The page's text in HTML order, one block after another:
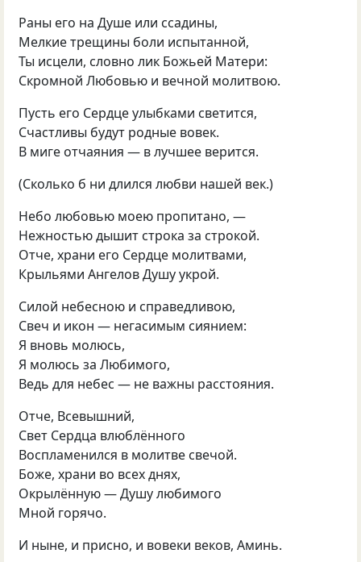
Раны его на Душе или ссадины,
Мелкие трещины боли испытанной,
Ты исцели, словно лик Божьей Матери:
Скромной Любовью и вечной молитвою.
Пусть его Сердце улыбками светится,
Счастливы будут родные вовек.
В миге отчаяния — в лучшее верится.
(Сколько б ни длился любви нашей век.)
Небо любовью моею пропитано, —
Нежностью дышит строка за строкой.
Отче, храни его Сердце молитвами,
Крыльями Ангелов Душу укрой.
Силой небесною и справедливою,
Свеч и икон — негасимым сиянием:
Я вновь молюсь,
Я молюсь за Любимого,
Ведь для небес — не важны расстояния.
Отче, Всевышний,
Свет Сердца влюблённого
Воспламенился в молитве свечой.
Боже, храни во всех днях,
Окрылённую — Душу любимого
Мной горячо.
И ныне, и присно, и вовеки веков, Аминь.